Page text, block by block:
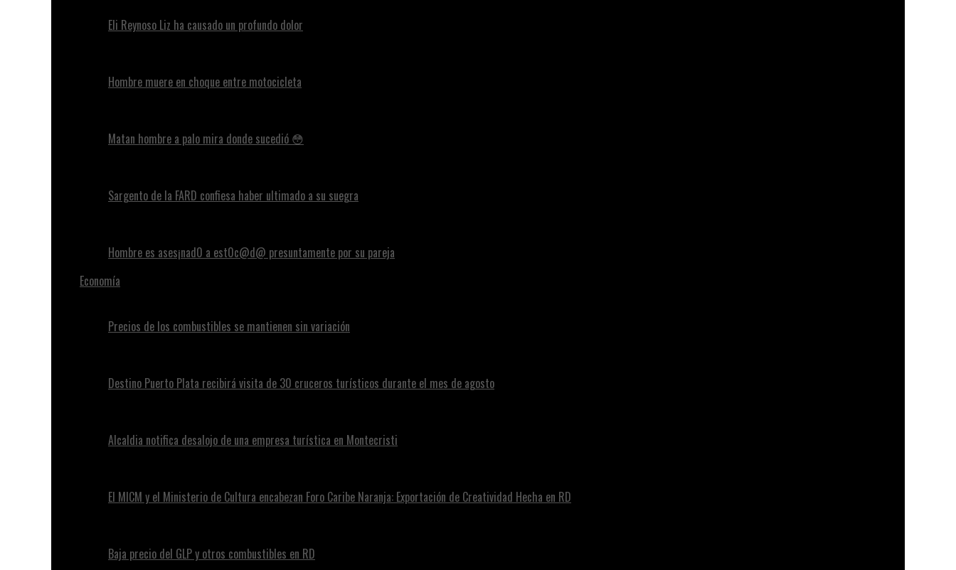
Eli Reynoso Liz ha causado un profundo dolor
Hombre muere en choque entre motocicleta
Matan hombre a palo mira donde sucedió 😳
Sargento de la FARD confiesa haber ultimado a su suegra
Hombre es ases¡nad0 a est0c@d@ presuntamente por su pareja
Economía
Precios de los combustibles se mantienen sin variación
Destino Puerto Plata recibirá visita de 30 cruceros turísticos durante el mes de agosto
Alcaldia notifica desalojo de una empresa turística en Montecristi
El MICM y el Ministerio de Cultura encabezan Foro Caribe Naranja: Exportación de Creatividad Hecha en RD
Baja precio del GLP y otros combustibles en RD